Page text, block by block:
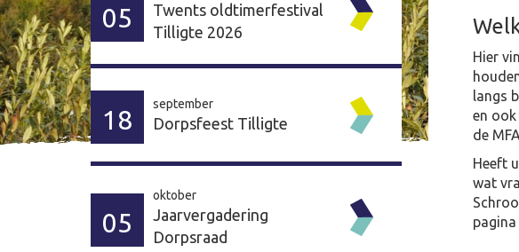
05
Twents oldtimerfestival
Tilligte 2026
18
september
Dorpsfeest Tilligte
05
oktober
Jaarvergadering
Dorpsraad
Hier
langs
en
de MFA.
Heeft
wat
pagina